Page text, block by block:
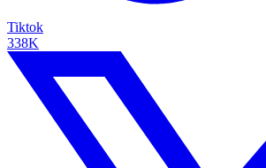
Tiktok
338K